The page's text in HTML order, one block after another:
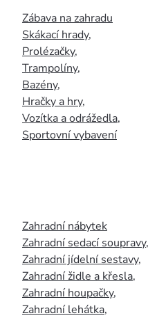
Zábava na zahradu
Skákací hrady,
Prolézačky,
Trampolíny,
Bazény,
Hračky a hry,
Vozítka a odrážedla,
Sportovní vybavení
Zahradní nábytek
Zahradní sedací soupravy,
Zahradní jídelní sestavy,
Zahradní židle a křesla,
Zahradní houpačky,
Zahradní lehátka,